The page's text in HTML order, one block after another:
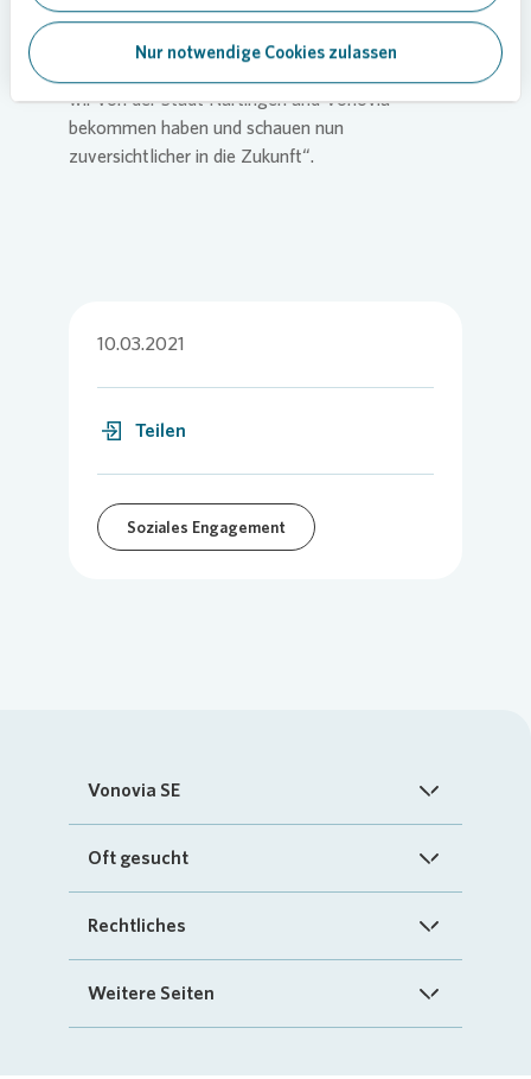
Nur notwendige Cookies zulassen
über die Hilfe vonVonoviakam, war die Freude
groß, wie Familienvater Ali Arfaoui berichtet: „Wir
sind dankbar für die Unterstützung und Hilfe, die
wir von der Stadt Nürtingen undVonovia
bekommen haben und schauen nun
zuversichtlicher in die Zukunft“.
10.03.2021
Teilen
Soziales Engagement
Vonovia SE
Startseite
Investoren
Oft gesucht
FAQ
„Mein Vonovia“ App
Rechtliches
Impressum
Weitere Seiten